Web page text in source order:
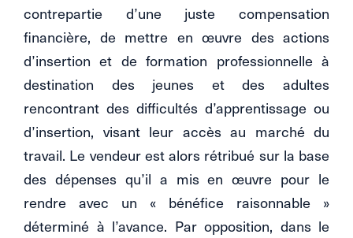
contrepartie d’une juste compensation
financière, de mettre en œuvre des actions
d’insertion et de formation professionnelle à
destination des jeunes et des adultes
rencontrant des difficultés d’apprentissage ou
d’insertion, visant leur accès au marché du
travail. Le vendeur est alors rétribué sur la base
des dépenses qu’il a mis en œuvre pour le
rendre avec un « bénéfice raisonnable »
déterminé à l’avance. Par opposition, dans le